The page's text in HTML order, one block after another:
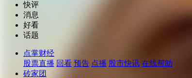
快评
消息
好看
话题
点掌财经
股票直播 回看 预告 点播 股市快讯 在线帮助
砖家团